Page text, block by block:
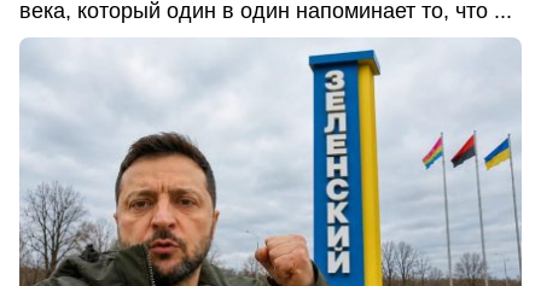
века, который один в один напоминает то, что ...